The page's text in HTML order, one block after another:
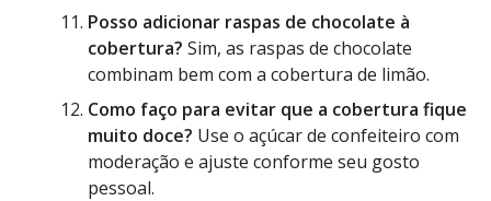
Posso adicionar raspas de chocolate à
cobertura? Sim, as raspas de chocolate
combinam bem com a cobertura de limão.
Como faço para evitar que a cobertura fique
muito doce? Use o açúcar de confeiteiro com
moderação e ajuste conforme seu gosto
pessoal.